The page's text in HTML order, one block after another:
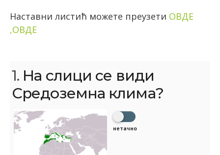
Наставни листић можете преузети ОВДЕ
,ОВДЕ
1. На слици се види
Средоземна клима?
нетачно